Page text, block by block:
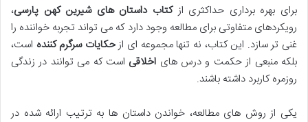
برای بهره برداری حداکثری ازکتاب داستان های شیرین کهن پارسی،
رویکردهای متفاوتی برای مطالعه وجود دارد که می تواند تجربه خواننده را
غنی تر سازد. این کتاب، نه تنها مجموعه ای ازحکایات سرگرم کننده است،
بلکه منبعی از حکمت و درس های اخلاقی است که می توانند در زندگی
روزمره کاربرد داشته باشند.
یکی از روش های مطالعه، خواندن داستان ها به ترتیب ارائه شده در